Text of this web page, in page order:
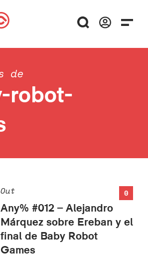
de
robot-
0
Out
Any% #012 – Alejandro
Márquez sobre Ereban y el
final de Baby Robot
Games